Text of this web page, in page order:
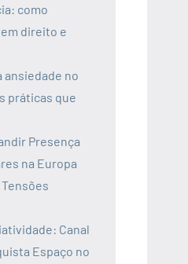
como
direito e
ansiedade no
práticas que
Presença
na Europa
Canal
Espaço no